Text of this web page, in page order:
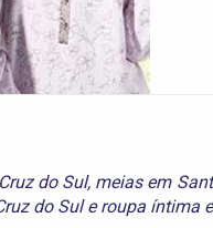
do Sul, meias em
do Suleroupa íntima